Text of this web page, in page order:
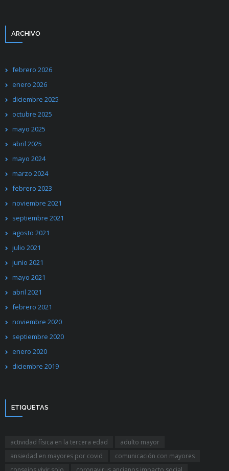
ARCHIVO
febrero 2026
enero 2026
diciembre 2025
octubre 2025
mayo 2025
abril 2025
mayo 2024
marzo 2024
febrero 2023
noviembre 2021
septiembre 2021
agosto 2021
julio 2021
junio 2021
mayo 2021
abril 2021
febrero 2021
noviembre 2020
septiembre 2020
enero 2020
diciembre 2019
ETIQUETAS
actividad física en la tercera edad
adulto mayor
ansiedad en mayores por covid
comunicación con mayores